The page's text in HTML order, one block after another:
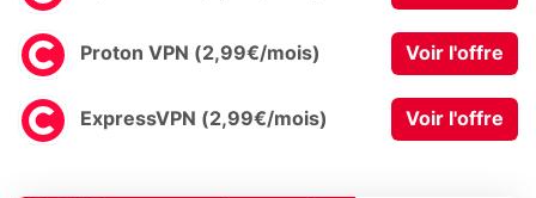
Proton VPN (2,99€/mois) Voir l'offre
ExpressVPN (2,99€/mois) Voir l'offre